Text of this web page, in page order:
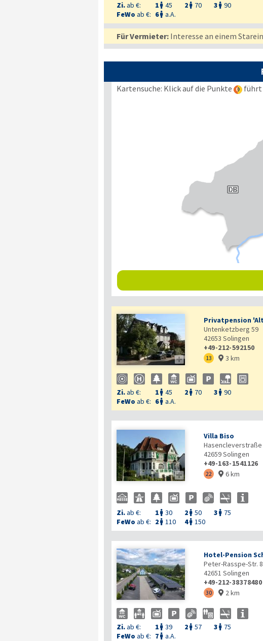
Zi.ab €: 1  45 2  70 3  90
FeWo ab €: 6 a.A.
Für Vermieter:Interesse an einem
Kartensuche: Klick auf die Punkte führt

Privatpension
Untenketzberg 59
42653 Solingen
+49-212-592150
13  3 km
Zi.ab €: 1  45 2  70 3  90
FeWo ab €: 6 a.A.

Villa Biso
Hasencleverstraße
42659Solingen
+49-163-1541126
22  6 km
Zi.ab €: 1  30 2  50 3  75
FeWo ab €: 2  110 4 150
Hotel-Pension
Peter-Rasspe-Str. 8
42651 Solingen
+49-212-38378480
30  2 km
Zi.ab €: 1  39 2  57 3  75
FeWo ab €: 7  a.A.